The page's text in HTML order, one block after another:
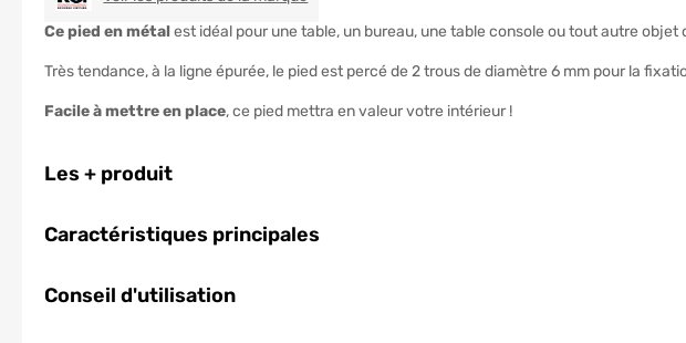
Ce pied en métalest idéal pour une table, un bureau, une table console ou tout autre objet
Très tendance, à la ligne épurée, le pied est percé de 2 trous de diamètre 6 mm pour la
Facile à mettre en place, ce pied mettra en valeur votre intérieur !
Les + produit
Caractéristiques principales
Conseil d'utilisation